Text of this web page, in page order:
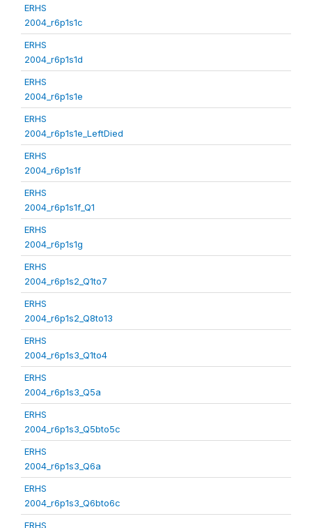
ERHS
2004_r6p1s1c
ERHS
2004_r6p1s1d
ERHS
2004_r6p1s1e
ERHS
2004_r6p1s1e_LeftDied
ERHS
2004_r6p1s1f
ERHS
2004_r6p1s1f_Q1
ERHS
2004_r6p1s1g
ERHS
2004_r6p1s2_Q1to7
ERHS
2004_r6p1s2_Q8to13
ERHS
2004_r6p1s3_Q1to4
ERHS
2004_r6p1s3_Q5a
ERHS
2004_r6p1s3_Q5bto5c
ERHS
2004_r6p1s3_Q6a
ERHS
2004_r6p1s3_Q6bto6c
ERHS